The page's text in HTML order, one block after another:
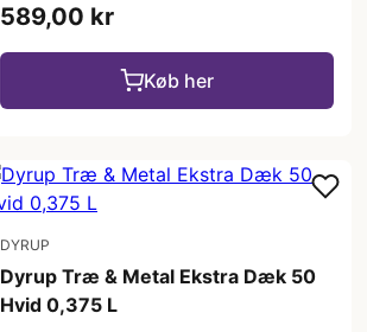
589,00 kr
Køb her
DYRUP
Dyrup Træ & Metal Ekstra Dæk 50
Hvid 0,375 L